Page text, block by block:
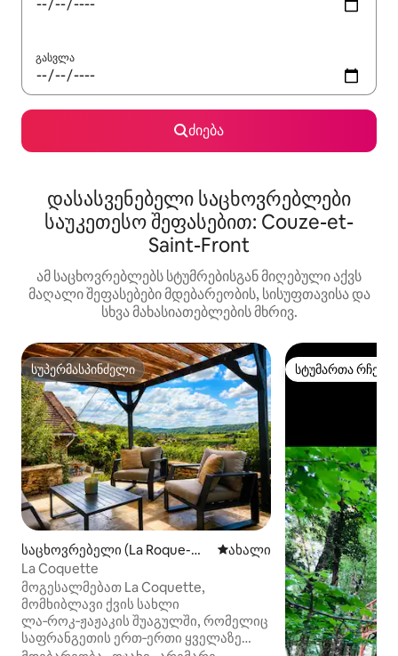
გასვლა
ძიება
დასასვენებელი საცხოვრებლები
საუკეთესო შეფასებით: Couze-et-
Saint-Front
ამ საცხოვრებლებს სტუმრებისგან მიღებული აქვს
მაღალი შეფასებები მდებარეობის, სისუფთავისა და
სხვა მახასიათებლების მხრივ.
სუპერმასპინძელი
სუპერმასპინძელი
საცხოვრებელი (La Roque-Ga
geac)
ახლად დამატებული
ახალი
La Coquette
მოგესალმებათ La Coquette,
მომხიბლავი ქვის სახლი
ლა‑როკ‑ჟაჟაკის შუაგულში, რომელიც
საფრანგეთის ერთ‑ერთი ყველაზე
სტუმართა
სტუმართა